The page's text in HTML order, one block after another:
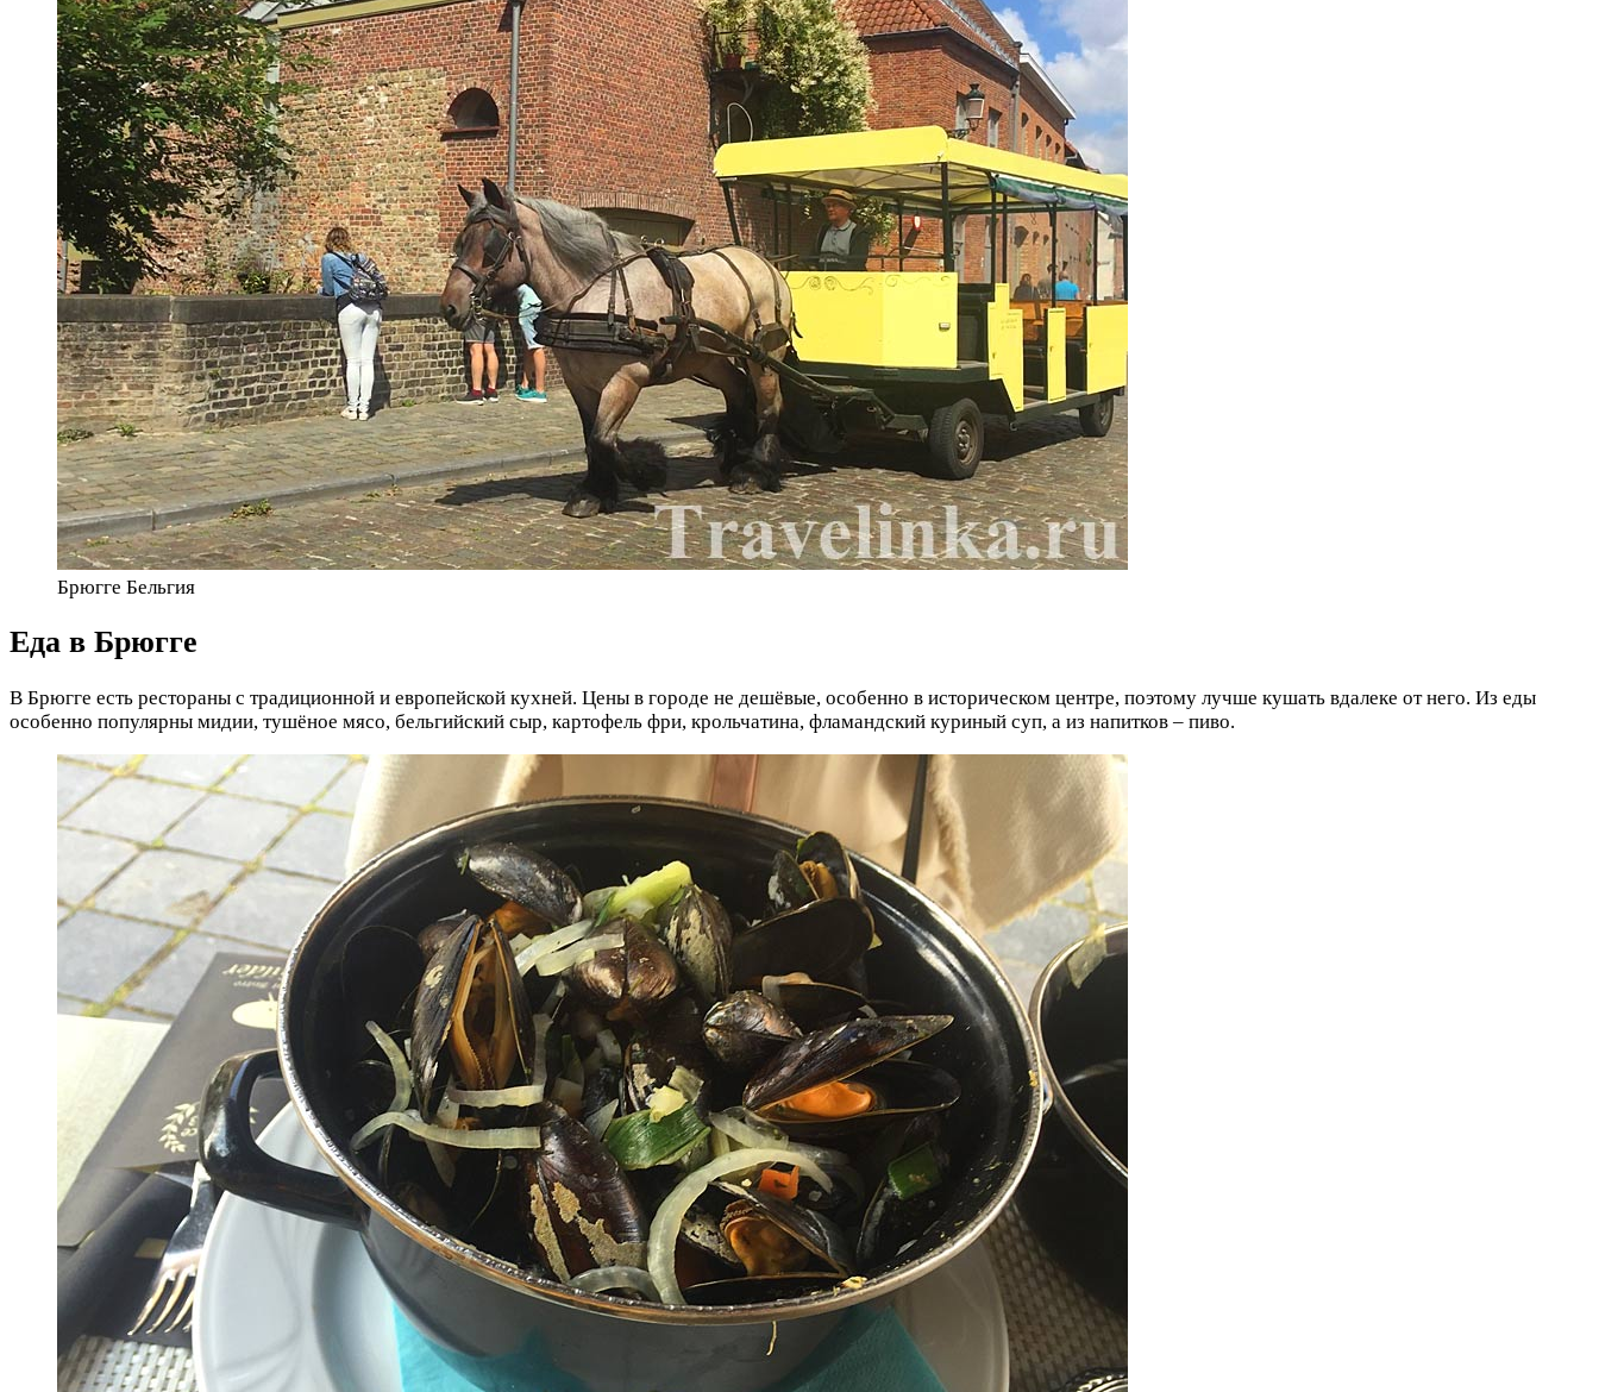
Брюгге Бельгия
Еда в Брюгге
В Брюгге есть рестораны с традиционной и европейской кухней. Цены в городе не дешёвые, особенно в историческом центре, поэтому лучше кушать вдалеке от него. Из еды
особенно популярны мидии, тушёное мясо, бельгийский сыр, картофель фри, крольчатина, фламандский куриный суп, а из напитков – пиво.